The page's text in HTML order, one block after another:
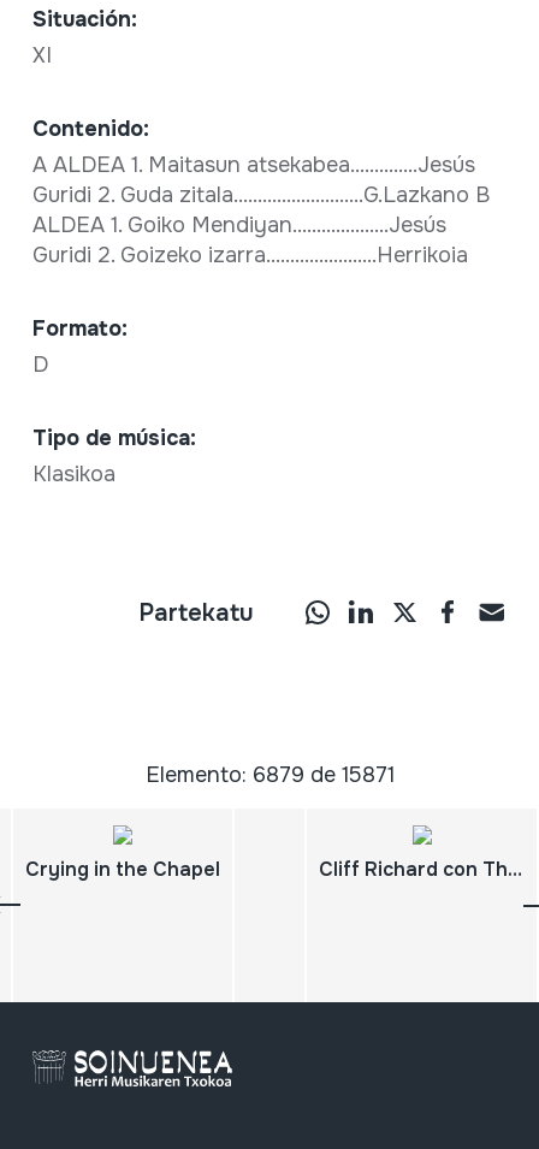
Situación:
XI
Contenido:
A ALDEA 1. Maitasun atsekabea..............Jesús
Guridi 2. Guda zitala...........................G.Lazkano B
ALDEA 1. Goiko Mendiyan....................Jesús
Guridi 2. Goizeko izarra.......................Herrikoia
Formato:
D
Tipo de música:
Klasikoa
Partekatu
Elemento: 6879 de 15871
Crying in the Chapel Cliff Richard con The Shadows; Havin' fun; Evening comes; Friends; I could easily fall (in love with you)